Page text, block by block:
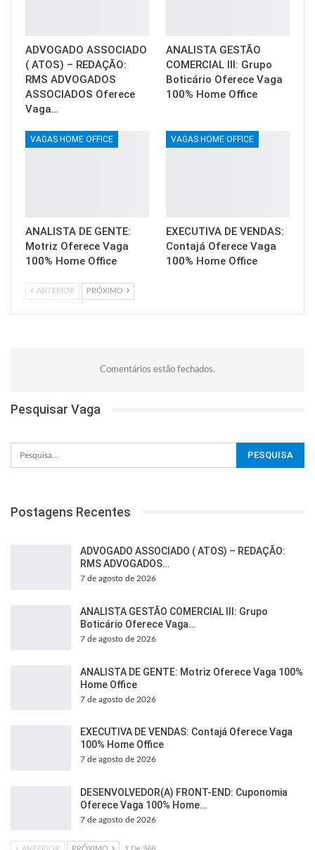
ADVOGADO ASSOCIADO
( ATOS) – REDAÇÃO:
RMS ADVOGADOS
ASSOCIADOS Oferece
Vaga…
ANALISTA GESTÃO
COMERCIAL III: Grupo
Boticário Oferece Vaga
100% Home Office
VAGAS HOME OFFICE
ANALISTA DE GENTE:
Motriz Oferece Vaga
100% Home Office
VAGAS HOME OFFICE
EXECUTIVA DE VENDAS:
Contajá Oferece Vaga
100% Home Office
ANTERIOR PRÓXIMO
Comentários estão fechados.
Pesquisar Vaga
Postagens Recentes
ADVOGADO ASSOCIADO ( ATOS) – REDAÇÃO:
RMS ADVOGADOS…
7 de agosto de 2026
ANALISTA GESTÃO COMERCIAL III: Grupo
Boticário Oferece Vaga…
7 de agosto de 2026
ANALISTA DE GENTE: Motriz Oferece Vaga 100%
Home Office
7 de agosto de 2026
EXECUTIVA DE VENDAS: Contajá Oferece Vaga
100% Home Office
7 de agosto de 2026
DESENVOLVEDOR(A) FRONT-END: Cuponomia
Oferece Vaga 100% Home…
7 de agosto de 2026